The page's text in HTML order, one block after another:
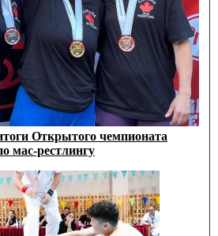
Открытого чемпионата
мас-рестлингу